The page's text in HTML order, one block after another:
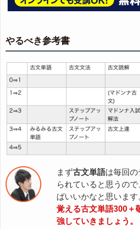
やるべき参考書
まず古文単語は毎回の
られていると思うの
ばいいかなと思います
覚える古文単語300＋
強していきましょう。